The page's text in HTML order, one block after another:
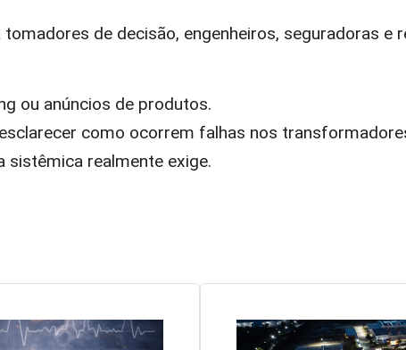
de decisão, engenheiros, seguradoras e
ou anúncios de produtos.
como ocorrem falhas nos
sistêmica realmente exige.